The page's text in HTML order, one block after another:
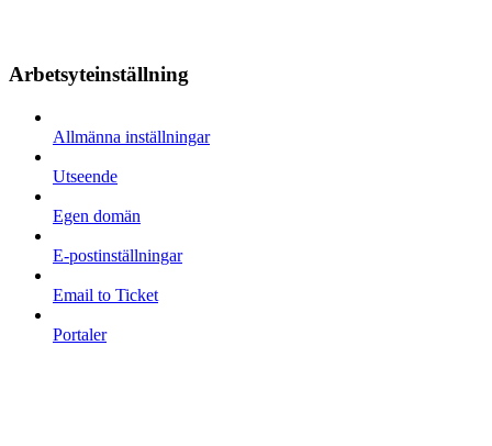
Arbetsyteinställning
Allmänna inställningar
Utseende
Egen domän
E-postinställningar
Email to Ticket
Portaler